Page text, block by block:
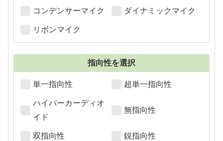
コンデンサーマイク ダイナミックマイク
リボンマイク
指向性を選択
単一指向性 超単一指向性
ハイパーカーディオ
イド
無指向性
双指向性 鋭指向性